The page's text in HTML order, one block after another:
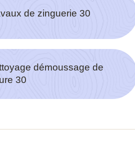
de zinguerie 30
démoussage de
30